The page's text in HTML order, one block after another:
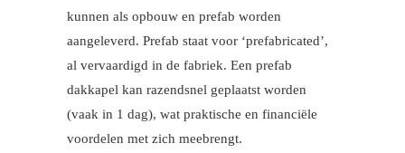
kunnen als opbouw en prefab worden
aangeleverd. Prefab staat voor ‘prefabricated’,
al vervaardigd in de fabriek. Een prefab
dakkapel kan razendsnel geplaatst worden
(vaak in 1 dag), wat praktische en financiële
voordelen met zich meebrengt.